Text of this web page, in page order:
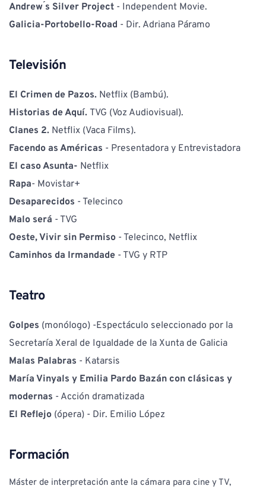
Andrew ́s Silver Project - Independent Movie.
Galicia-Portobello-Road - Dir. Adriana Páramo
Televisión
El Crimen de Pazos. Netflix (Bambú).
Historias de Aquí. TVG (Voz Audiovisual).
Clanes 2. Netflix (Vaca Films).
Facendo as Américas - Presentadora y Entrevistadora
El caso Asunta- Netflix
Rapa- Movistar+
Desaparecidos - Telecinco
Malo será - TVG
Oeste, Vivir sin Permiso - Telecinco, Netflix
Caminhos da Irmandade - TVG y RTP
Teatro
Golpes (monólogo) -Espectáculo seleccionado por la
Secretaría Xeral de Igualdade de la Xunta de Galicia
Malas Palabras - Katarsis
María Vinyals y Emilia Pardo Bazán con clásicas y
modernas - Acción dramatizada
El Reflejo (ópera) - Dir. Emilio López
Formación
Máster de interpretación ante la cámara para cine y TV,